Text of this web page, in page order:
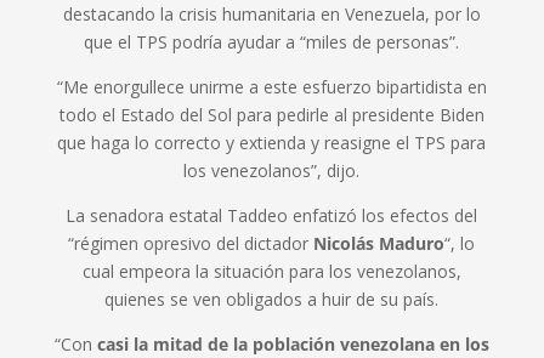
destacando la crisis humanitaria en Venezuela, por lo
que el TPS podría ayudar a “miles de personas”.
“Me enorgullece unirme a este esfuerzo bipartidista en
todo el Estado del Sol para pedirle al presidente Biden
que haga lo correcto y extienda y reasigne el TPS para
los venezolanos”, dijo.
La senadora estatal Taddeo enfatizó los efectos del
“régimen opresivo del dictador Nicolás Maduro“, lo
cual empeora la situación para los venezolanos,
quienes se ven obligados a huir de su país.
“Con casi la mitad de la población venezolana en los